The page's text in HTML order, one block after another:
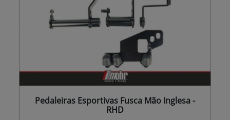
Pedaleiras Esportivas Fusca Mão Inglesa -
RHD